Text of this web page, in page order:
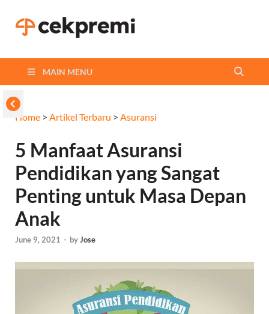
MAIN MENU
Home > Artikel Terbaru > Asuransi
5 Manfaat Asuransi
Pendidikan yang Sangat
Penting untuk Masa Depan
Anak
June 9, 2021 - byJose